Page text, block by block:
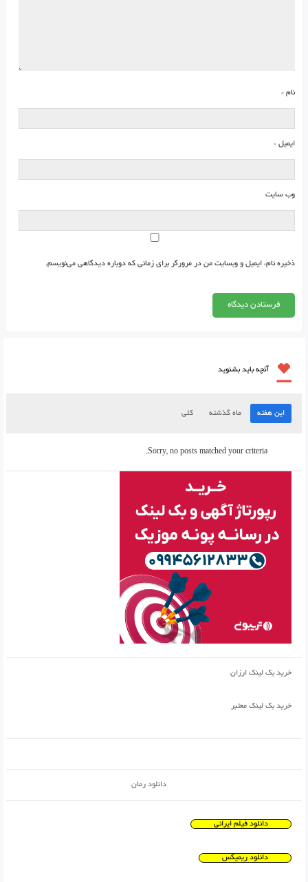
نام *
ایمیل *
وب‌ سایت
ذخیره نام، ایمیل و وبسایت من در مرورگر برای زمانی که دوباره دیدگاهی می‌نویسم.
آنچه باید بشنوید
این هفته ماه گذشته کلی
Sorry, no posts matched your criteria.
خرید بک لینک ارزان
خرید بک لینک معتبر
دانلود رمان
دانلود فیلم ایرانی
دانلود ریمیکس